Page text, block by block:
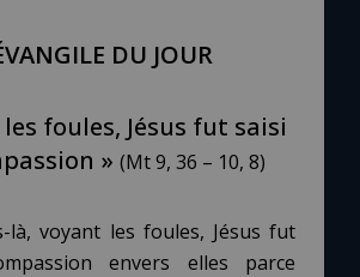
DU JOUR
foules, Jésus fut saisi
» (Mt 9, 36 – 10, 8)
là, voyant les foules, Jésus fut
envers elles parce